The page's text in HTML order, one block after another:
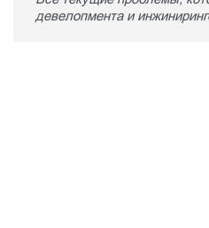
девелопмента и